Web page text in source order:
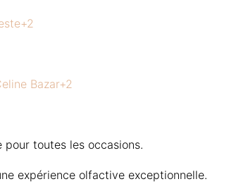
+2
Bazar+2
toutes les occasions.
expérience olfactive exceptionnelle.